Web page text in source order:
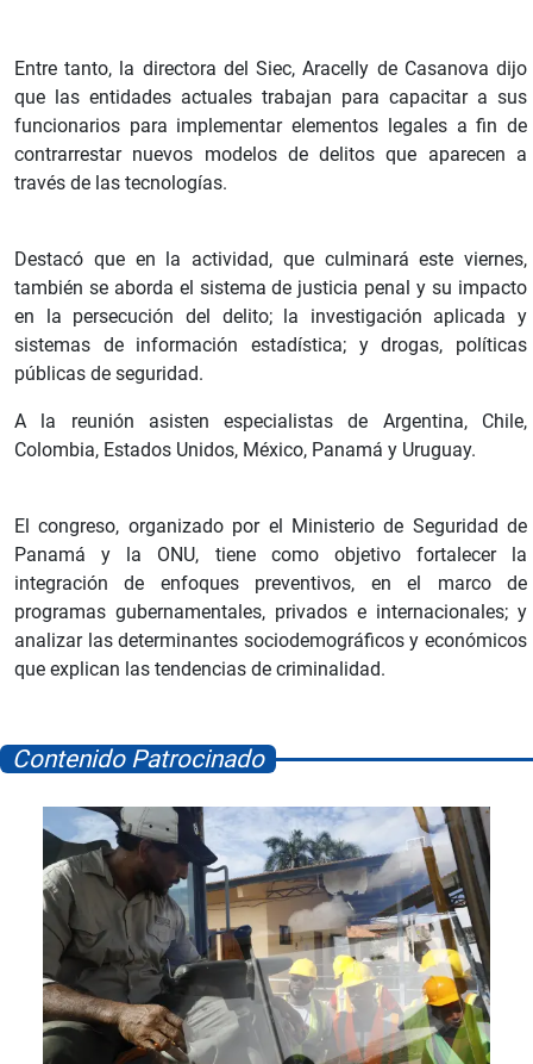
Entre tanto, la directora del Siec, Aracelly de Casanova dijo
que las entidades actuales trabajan para capacitar a sus
funcionarios para implementar elementos legales a fin de
contrarrestar nuevos modelos de delitos que aparecen a
través de las tecnologías.
Destacó que en la actividad, que culminará este viernes,
también se aborda el sistema de justicia penal y su impacto
en la persecución del delito; la investigación aplicada y
sistemas de información estadística; y drogas, políticas
públicas de seguridad.
A la reunión asisten especialistas de Argentina, Chile,
Colombia, Estados Unidos, México, Panamá y Uruguay.
El congreso, organizado por el Ministerio de Seguridad de
Panamá y la ONU, tiene como objetivo fortalecer la
integración de enfoques preventivos, en el marco de
programas gubernamentales, privados e internacionales; y
analizar las determinantes sociodemográficos y económicos
que explican las tendencias de criminalidad.
Contenido Patrocinado